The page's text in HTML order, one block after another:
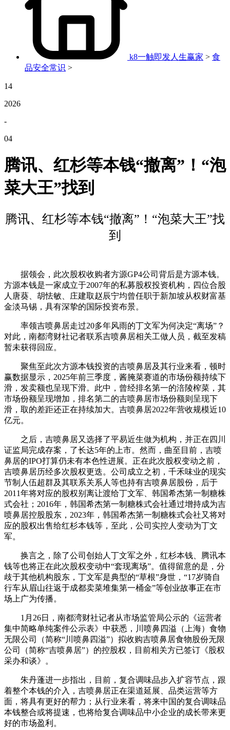
k8一触即发人生赢家 > 食
品安全常识 >
14
2026
-
04
腾讯、红杉等本钱“撤离”！“泡
菜大王”找到
腾讯、红杉等本钱“撤离”！“泡菜大王”找
到
据领会，此次股权收购者方源GP4公司背后是方源本钱。
方源本钱是一家成立于2007年的私募股权投资机构，四位合股
人唐葵、胡怯敏、庄建取赵辰宁均曾任职于新加坡从权财富基
金淡马锡，具有深挚的国际投资布景。
率领吉喷鼻居走过20多年风雨的丁文军为何决定“离场”？
对此，南都湾财社记者联系吉喷鼻居相关工做人员，截至发稿
暂未获得回应。
聚焦至此次方源本钱投资的吉喷鼻居及其行业来看，顿时
赢数据显示，2025年前三季度，酱腌菜赛道的市场份额持续下
滑，发卖额也呈现下滑。此中，曾经排名第一的涪陵榨菜，其
市场份额呈现增加，排名第二的吉喷鼻居市场份额则呈现下
滑，取的差距还正在持续加大。吉喷鼻居2022年营收规模近10
亿元。
之后，吉喷鼻居又选择了平易近生做为机构，并正在四川
证监局完成存案，了长达5年的上市。然而，曲至目前，吉喷
鼻居的IPO打算仍未有本色性进展。正在此次股权变动之前，
吉喷鼻居历经多次股权更迭。公司成立之初，千禾味业的现实
节制人伍超群及其联系关系人等也持有吉喷鼻居股份，后于
2011年将对应的股权别离让渡给丁文军、韩国希杰第一制糖株
式会社；2016年，韩国希杰第一制糖株式会社通过增持成为吉
喷鼻居控股股东，2023年，韩国希杰第一制糖株式会社又将对
应的股权出售给红杉本钱等，至此，公司实控人变动为丁文
军。
换言之，除了公司创始人丁文军之外，红杉本钱、腾讯本
钱等也将正在此次股权变动中“套现离场”。值得留意的是，分
歧于其他机构股东，丁文军是典型的“草根”身世，“17岁骑自
行车从眉山往返于成都卖菜堆集第一桶金”等创业故事正在市
场上广为传播。
1月26日，南都湾财社记者从市场监管局公示的《运营者
集中简略单纯案件公示表》中获悉，川喷鼻四溢（上海）食物
无限公司（简称“川喷鼻四溢”）拟收购吉喷鼻居食物股份无限
公司（简称“吉喷鼻居”）的控股权，目前相关方已签订《股权
采办和谈》。
朱丹蓬进一步指出，目前，复合调味品步入扩容节点，跟
着整个本钱的介入，吉喷鼻居正在渠道延展、品类运营等方
面，将具有更好的帮力；从行业来看，将来中国的复合调味品
本钱整合或将提速，也将给复合调味品中小企业的成长带来更
好的市场盈利。